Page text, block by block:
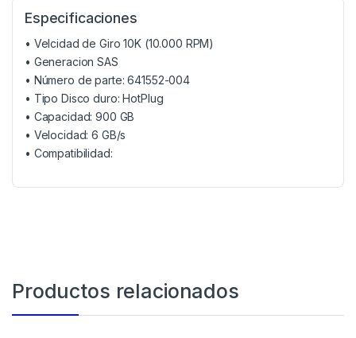
Especificaciones
• Velcidad de Giro 10K (10.000 RPM)
• Generacion SAS
• Número de parte: 641552-004
• Tipo Disco duro: HotPlug
• Capacidad: 900 GB
• Velocidad: 6 GB/s
• Compatibilidad:
Productos relacionados